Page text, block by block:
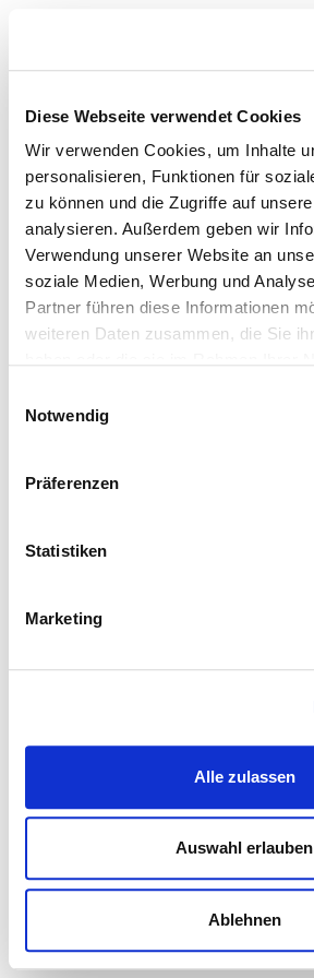
Diese Webseite verwendet Cookies
Wir verwenden Cookies, um Inhalte
personalisieren, Funktionen für
zu können und die Zugriffe auf
analysieren. Außerdem geben wir
Verwendung unserer Website an
soziale Medien, Werbung und
Partner führen diese Informationen
weiteren Daten zusammen, die Sie
Notwendig
Präferenzen
Statistiken
Marketing
Alle zulassen
Auswahl erlauben
Ablehnen